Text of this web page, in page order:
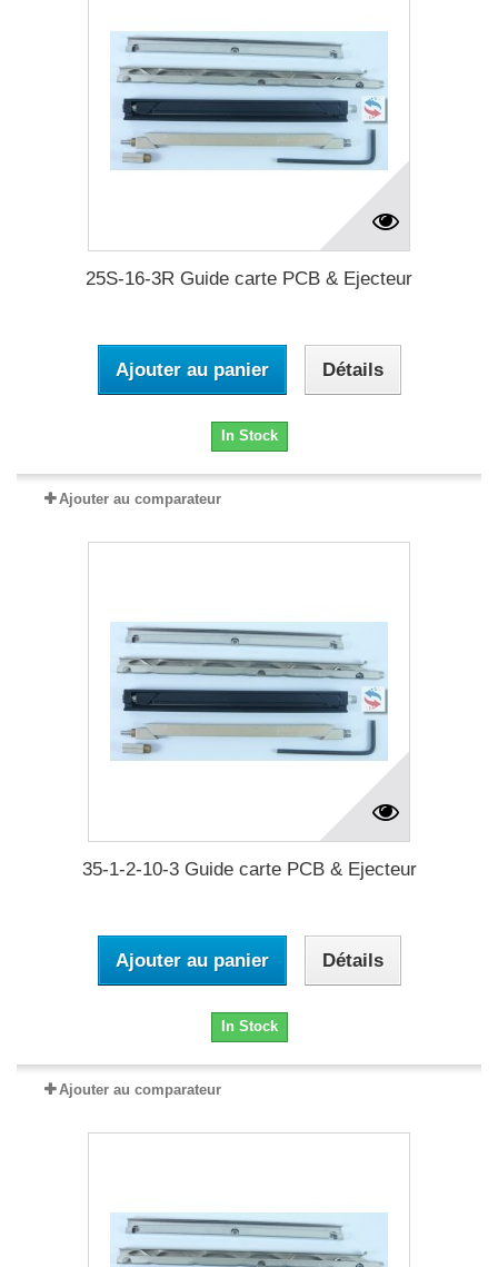
25S-16-3R Guide carte PCB & Ejecteur
Ajouter au panier Détails
In Stock
Ajouter au comparateur
35-1-2-10-3 Guide carte PCB & Ejecteur
Ajouter au panier Détails
In Stock
Ajouter au comparateur